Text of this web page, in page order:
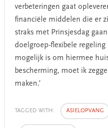
verbeteringen gaat
financiële middelen die er
straks met Prinsjesdag
doelgroep-flexibele
mogelijk is om hiermee
bescherming, moet ik
maken.’
TAGGED WITH: ASIELOPVANG